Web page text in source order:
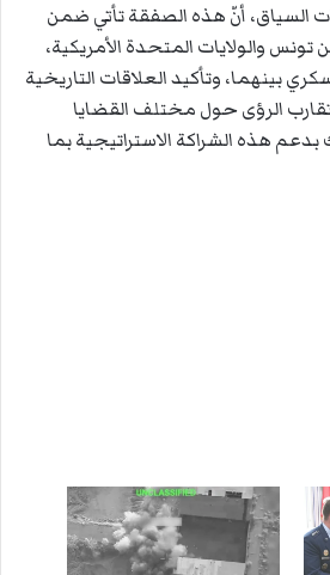
السياق، أنّ هذه الصفقة تأتي ضمن
تونس والولايات المتحدة الأمريكية،
بينهما، وتأكيد العلاقات التاريخية
الرؤى حول مختلف القضايا
بدعم هذه الشراكة الاستراتيجية بما